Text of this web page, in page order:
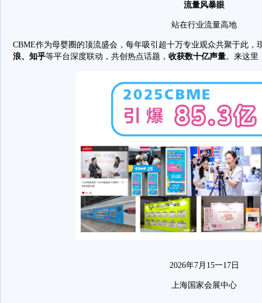
流量风暴眼
站在行业流量高地
CBME作为母婴圈的顶流盛会，每年吸引超十万专业观众共聚于此，
浪、知乎等平台深度联动，共创热点话题， 收获数十亿声量。来这里
2026年7月15一17日
上海国家会展中心